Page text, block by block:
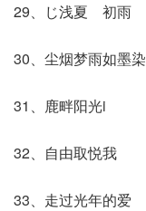
29、じ浅夏ゞ初雨
30、尘烟梦雨如墨染
31、鹿畔阳光i
32、自由取悦我
33、走过光年的爱